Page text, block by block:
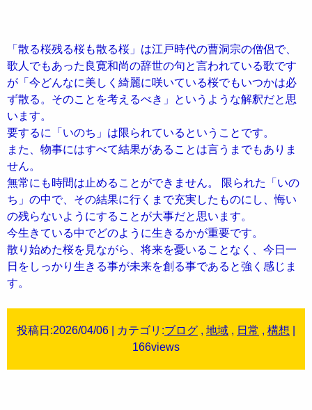
「散る桜残る桜も散る桜」は江戸時代の曹洞宗の僧侶で、
歌人でもあった良寛和尚の辞世の句と言われている歌です
が「今どんなに美しく綺麗に咲いている桜でもいつかは必
ず散る。そのことを考えるべき」というような解釈だと思
います。
要するに「いのち」は限られているということです。
また、物事にはすべて結果があることは言うまでもありま
せん。
無常にも時間は止めることができません。 限られた「いの
ち」の中で、その結果に行くまで充実したものにし、悔い
の残らないようにすることが大事だと思います。
今生きている中でどのように生きるかが重要です。
散り始めた桜を見ながら、将来を憂いることなく、今日一
日をしっかり生きる事が未来を創る事であると強く感じま
す。
投稿日:2026/04/06 | カテゴリ:ブログ , 地域 , 日常 , 構想
166views